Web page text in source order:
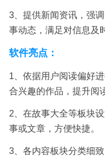
3、提供新闻资讯，强
事动态，满足对信息及
软件亮点：
1、依据用户阅读偏好
合兴趣的作品，提升阅
2、在故事大全等板块
事或文章，方便快捷。
3、各内容板块分类细